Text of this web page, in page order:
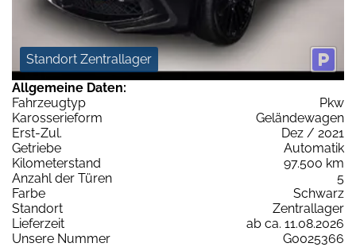
Standort Zentrallager
Allgemeine Daten:
Fahrzeugtyp
Pkw
Karosserieform
Geländewagen
Erst-Zul.
Dez / 2021
Getriebe
Automatik
Kilometerstand
97.500 km
Anzahl der Türen
5
Farbe
Schwarz
Standort
Zentrallager
Lieferzeit
ab ca. 11.08.2026
Unsere Nummer
G0025366